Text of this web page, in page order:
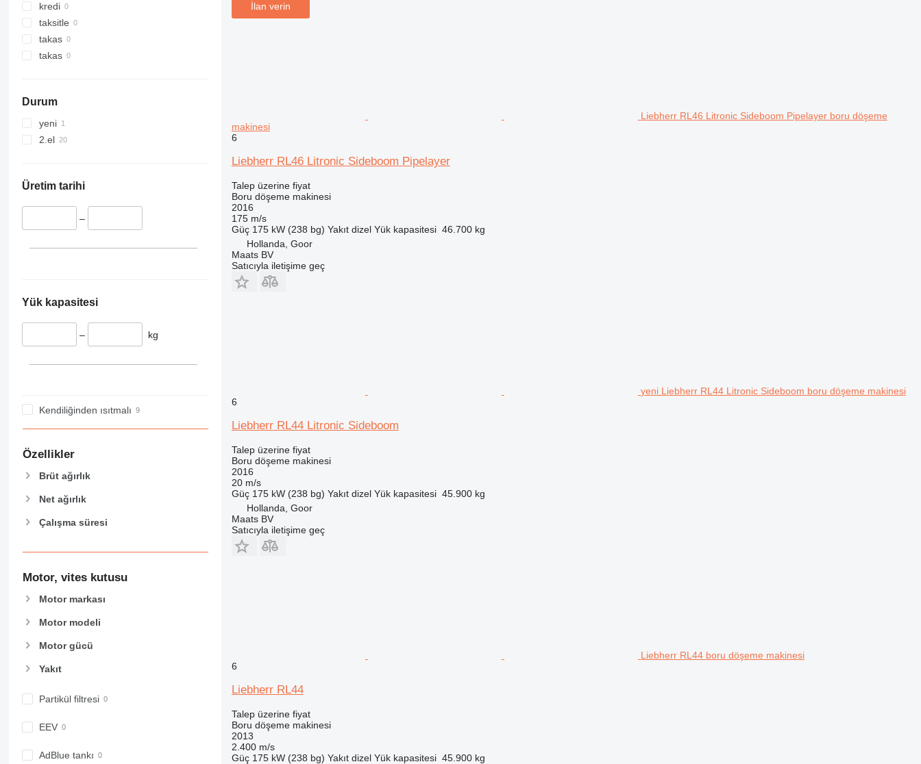
kredi
taksitle
takas
takas
Durum
yeni
2.el
Üretim tarihi
–
Yük kapasitesi
– kg
Kendiliğinden ısıtmalı
Özellikler
Brüt ağırlık
Net ağırlık
Çalışma süresi
Motor, vites kutusu
Motor markası
Motor modeli
Motor gücü
Yakıt
Partikül filtresi
EEV
AdBlue tankı
İlan verin
Liebherr RL46 Litronic Sideboom Pipelayer boru döşeme
makinesi
6
Liebherr RL46 Litronic Sideboom Pipelayer
Talep üzerine fiyat
Boru döşeme makinesi
2016
175 m/s
Güç 175 kW (238 bg) Yakıt dizel Yük kapasitesi 46.700 kg
Hollanda, Goor
Maats BV
Satıcıyla iletişime geç
yeni Liebherr RL44 Litronic Sideboom boru döşeme makinesi
6
Liebherr RL44 Litronic Sideboom
Talep üzerine fiyat
Boru döşeme makinesi
2016
20 m/s
Güç 175 kW (238 bg) Yakıt dizel Yük kapasitesi 45.900 kg
Hollanda, Goor
Maats BV
Satıcıyla iletişime geç
Liebherr RL44 boru döşeme makinesi
6
Liebherr RL44
Talep üzerine fiyat
Boru döşeme makinesi
2013
2.400 m/s
Güç 175 kW (238 bg) Yakıt dizel Yük kapasitesi 45.900 kg